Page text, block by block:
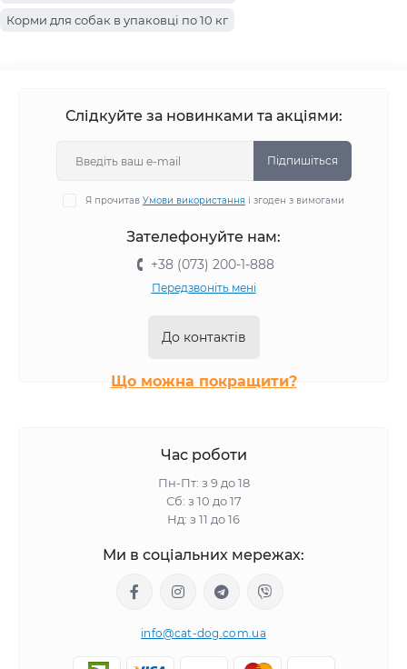
Корми для собак в упаковці по 10 кг
Корми для собак в упаковці по 7.5 кг
Корми для собак в упаковці по 1.2 кг
Корми для собак в упаковці по 5 кг
Корми для собак в упаковці по 1.25 кг
Слідкуйте за новинками та акціями:
Підпишіться
Я прочитав Умови використання і згоден з вимогами
Зателефонуйте нам:
+38 (073) 200-1-888
Передзвоніть мені
До контактів
Що можна покращити?
Час роботи
Пн-Пт: з 9 до 18
Сб: з 10 до 17
Нд: з 11 до 16
Ми в соціальних мережах:
info@cat-dog.com.ua